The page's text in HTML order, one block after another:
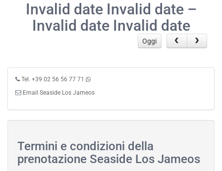
Invalid date Invalid date –
Invalid date Invalid date
Oggi
Tel. +39 02 56 56 77 71
Email Seaside Los Jameos
Termini e condizioni della
prenotazione Seaside Los Jameos